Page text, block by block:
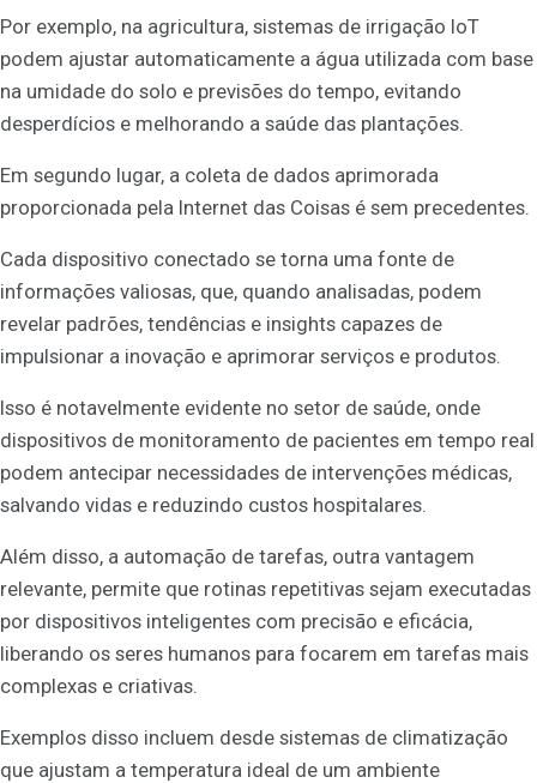
Por exemplo, na agricultura, sistemas de irrigação IoT
podem ajustar automaticamente a água utilizada com base
na umidade do solo e previsões do tempo, evitando
desperdícios e melhorando a saúde das plantações.
Em segundo lugar, a coleta de dados aprimorada
proporcionada pela Internet das Coisas é sem precedentes.
Cada dispositivo conectado se torna uma fonte de
informações valiosas, que, quando analisadas, podem
revelar padrões, tendências e insights capazes de
impulsionar a inovação e aprimorar serviços e produtos.
Isso é notavelmente evidente no setor de saúde, onde
dispositivos de monitoramento de pacientes em tempo real
podem antecipar necessidades de intervenções médicas,
salvando vidas e reduzindo custos hospitalares.
Além disso, a automação de tarefas, outra vantagem
relevante, permite que rotinas repetitivas sejam executadas
por dispositivos inteligentes com precisão e eficácia,
liberando os seres humanos para focarem em tarefas mais
complexas e criativas.
Exemplos disso incluem desde sistemas de climatização
que ajustam a temperatura ideal de um ambiente